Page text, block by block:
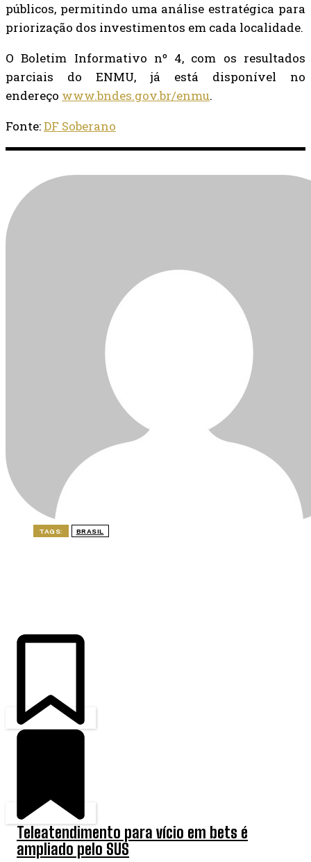
públicos, permitindo uma análise estratégica para
priorização dos investimentos em cada localidade.
O Boletim Informativo nº 4, com os resultados
parciais do ENMU, já está disponível no
endereço www.bndes.gov.br/enmu.
Fonte:DF Soberano
TAGS: BRASIL
Teleatendimento para vício em bets é
ampliado pelo SUS